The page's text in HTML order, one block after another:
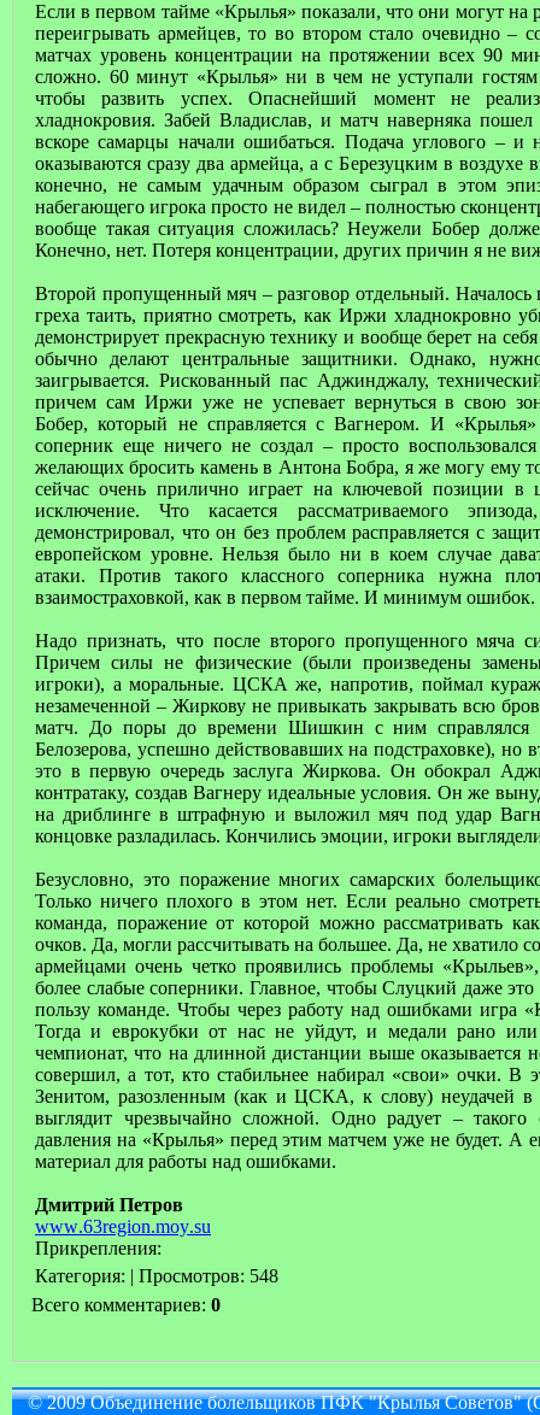
Если в первом тайме «Крылья» показали, что они могут
переигрывать армейцев, то во втором стало очевидно –
матчах уровень концентрации на протяжении всех 90
сложно. 60 минут «Крылья» ни в чем не уступали
чтобы развить успех. Опаснейший момент не
хладнокровия. Забей Владислав, и матч наверняка
вскоре самарцы начали ошибаться. Подача углового – и
оказываются сразу два армейца, а с Березуцким в
конечно, не самым удачным образом сыграл в этом
набегающего игрока просто не видел – полностью
вообще такая ситуация сложилась? Неужели Бобер
Конечно, нет. Потеря концентрации, других причин я не
Второй пропущенный мяч – разговор отдельный.
греха таить, приятно смотреть, как Иржи хладнокровно
демонстрирует прекрасную технику и вообще берет на
обычно делают центральные защитники. Однако,
заигрывается. Рискованный пас Аджинджалу,
причем сам Иржи уже не успевает вернуться в свою
Бобер, который не справляется с Вагнером. И
соперник еще ничего не создал – просто
желающих бросить камень в Антона Бобра, я же могу ему
сейчас очень прилично играет на ключевой позиции в
исключение. Что касается рассматриваемого
демонстрировал, что он без проблем расправляется с
европейском уровне. Нельзя было ни в коем случае
атаки. Против такого классного соперника нужна
взаимостраховкой, как в первом тайме. И минимум ошибок.
Надо признать, что после второго пропущенного мяча
Причем силы не физические (были произведены
игроки), а моральные. ЦСКА же, напротив, поймал
незамеченной – Жиркову не привыкать закрывать всю
матч. До поры до времени Шишкин с ним
Белозерова, успешно действовавших на подстраховке),
это в первую очередь заслуга Жиркова. Он обокрал
контратаку, создав Вагнеру идеальные условия. Он же
на дриблинге в штрафную и выложил мяч под удар
концовке разладилась. Кончились эмоции, игроки
Безусловно, это поражение многих самарских
Только ничего плохого в этом нет. Если реально
команда, поражение от которой можно рассматривать
очков. Да, могли рассчитывать на большее. Да, не хватило
армейцами очень четко проявились проблемы
более слабые соперники. Главное, чтобы Слуцкий даже
пользу команде. Чтобы через работу над ошибками игра
Тогда и еврокубки от нас не уйдут, и медали рано
чемпионат, что на длинной дистанции выше оказывается
совершил, а тот, кто стабильнее набирал «свои» очки. В
Зенитом, разозленным (как и ЦСКА, к слову) неудачей в
выглядит чрезвычайно сложной. Одно радует – такого
давления на «Крылья» перед этим матчем уже не будет. А
материал для работы над ошибками.
Дмитрий Петров
www.63region.moy.su
Прикрепления:
Категория: | Просмотров: 548
Всего комментариев: 0
© 2009 Объединение болельщиков ПФК "Крылья